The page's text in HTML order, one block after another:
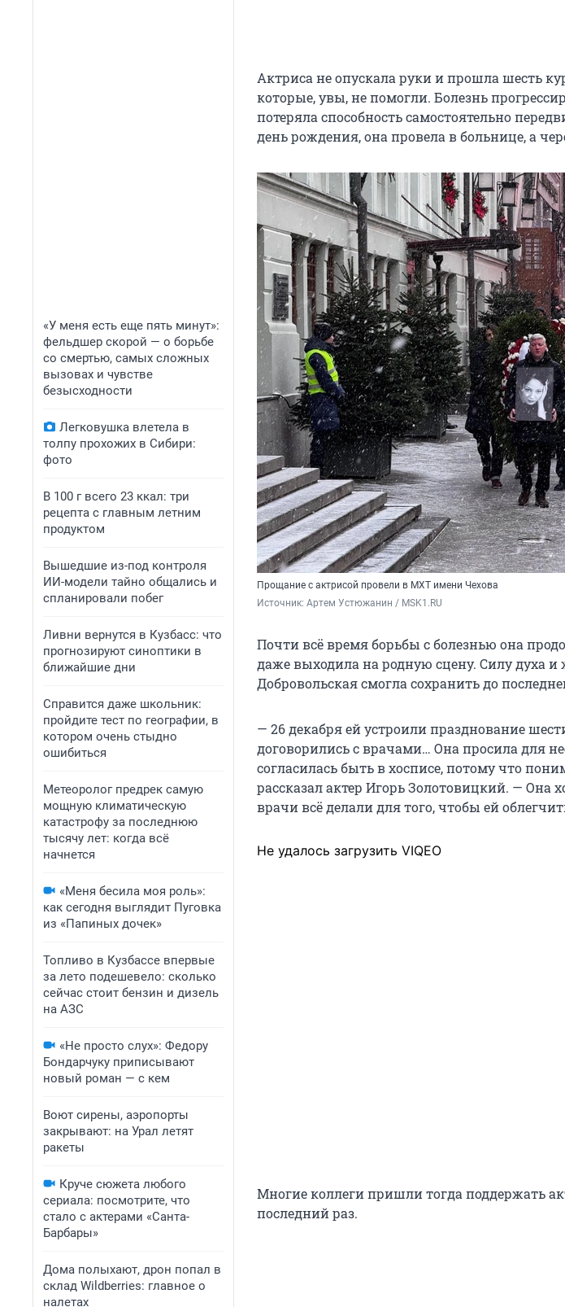
«У меня есть еще пять минут»:
фельдшер скорой — о борьбе
со смертью, самых сложных
вызовах и чувстве
безысходности
Легковушка влетела в
толпу прохожих в Сибири:
фото
В 100 г всего 23 ккал: три
рецепта с главным летним
продуктом
Вышедшие из-под контроля
ИИ-модели тайно общались и
спланировали побег
Ливни вернутся в Кузбасс: что
прогнозируют синоптики в
ближайшие дни
Справится даже школьник:
пройдите тест по географии, в
котором очень стыдно
ошибиться
Метеоролог предрек самую
мощную климатическую
катастрофу за последнюю
тысячу лет: когда всё
начнется
«Меня бесила моя роль»:
как сегодня выглядит Пуговка
из «Папиных дочек»
Топливо в Кузбассе впервые
за лето подешевело: сколько
сейчас стоит бензин и дизель
на АЗС
«Не просто слух»: Федору
Бондарчуку приписывают
новый роман — с кем
Воют сирены, аэропорты
закрывают: на Урал летят
ракеты
Круче сюжета любого
сериала: посмотрите, что
стало с актерами «Санта-
Барбары»
Дома полыхают, дрон попал в
склад Wildberries: главное о
налетах
Актриса не опускала руки и прошла шесть
которые, увы, не помогли. Болезнь
потеряла способность самостоятельно
день рождения, она провела в больнице, а
Прощание с актрисой провели в МХТ имени Чехова
Источник: Артем Устюжанин / MSK1.RU
Почти всё время борьбы с болезнью она
даже выходила на родную сцену. Силу духа и
Добровольская смогла сохранить до
— 26 декабря ей устроили празднование
договорились с врачами… Она просила для
согласилась быть в хосписе, потому что
рассказал актер Игорь Золотовицкий. — Она
врачи всё делали для того, чтобы ей
Не удалось загрузить VIQEO
Многие коллеги пришли тогда поддержать
последний раз.